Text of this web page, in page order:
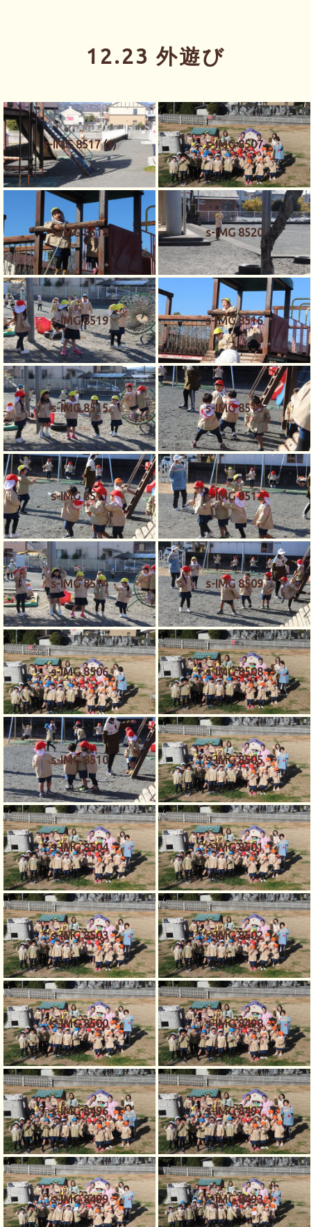
12.23 外遊び
s-IMG 8517 (1) s-IMG 8507
s-IMG 8518 s-IMG 8520
s-IMG 8519 s-IMG 8516
s-IMG 8515 s-IMG 8513
s-IMG 8511 s-IMG 8512
s-IMG 8514 s-IMG 8509
s-IMG 8506 s-IMG 8508
s-IMG 8510 s-IMG 8505
s-IMG 8504 s-IMG 8501
s-IMG 8503 s-IMG 8502
s-IMG 8500 s-IMG 8498
s-IMG 8496 s-IMG 8497
s-IMG 8499 s-IMG 8493